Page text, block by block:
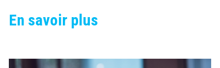
En savoir plus